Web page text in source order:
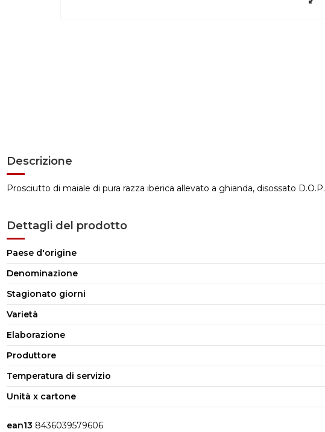
Descrizione
Prosciutto di maiale di pura razza iberica allevato a ghianda, disossato D.O.P.
Dettagli del prodotto
Paese d'origine
Denominazione
Stagionato giorni
Varietà
Elaborazione
Produttore
Temperatura di servizio
Unità x cartone
ean13 8436039579606